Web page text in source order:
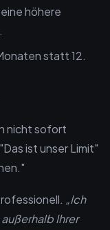
höhere
statt 12.
nicht sofort
ist unser Limit"
„Ich
Ihrer